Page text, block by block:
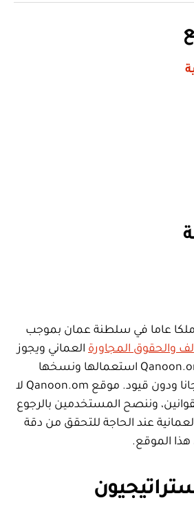
عاما في سلطنة عمان بموجب
والحقوق المجاورة العماني ويجوز
لمستخدمي موقع Qanoon.om استعمالها ونسخها
ونشرها وترجمتها مجانا ودون قيود. موقع Qanoon.om لا
وننصح المستخدمين بالرجوع
عند الحاجة للتحقق من دقة
هذا الموقع.